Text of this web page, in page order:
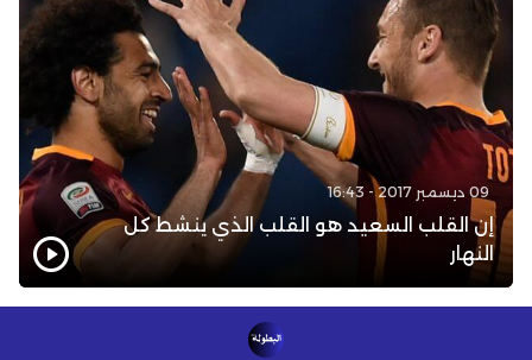
09 ديسمبر 2017 - 16:43
إن القلب السعيد هو القلب الذي ينشط كل
النهار